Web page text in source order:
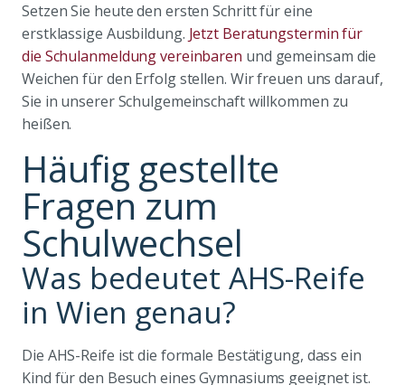
Setzen Sie heute den ersten Schritt für eine
erstklassige Ausbildung. Jetzt Beratungstermin für
die Schulanmeldung vereinbaren und gemeinsam die
Weichen für den Erfolg stellen. Wir freuen uns darauf,
Sie in unserer Schulgemeinschaft willkommen zu
heißen.
Häufig gestellte
Fragen zum
Schulwechsel
Was bedeutet AHS-Reife
in Wien genau?
Die AHS-Reife ist die formale Bestätigung, dass ein
Kind für den Besuch eines Gymnasiums geeignet ist.